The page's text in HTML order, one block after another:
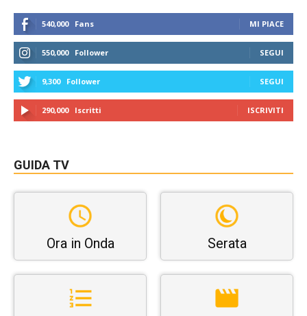
540,000 Fans MI PIACE
550,000 Follower SEGUI
9,300 Follower SEGUI
290,000 Iscritti ISCRIVITI
GUIDA TV
Ora in Onda Serata